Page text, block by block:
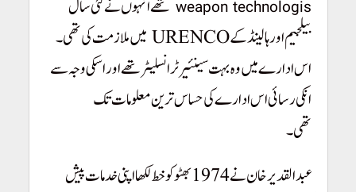
weapon technologis تھے انہوں نے کئی سال
بیلجیم اور ہالینڈ کے URENCO میں ملازمت کی تھی۔
اس ادارے میں وہ بہت سینئیر ٹرانسلیٹر تھے اور اسکی وجہ سے
انکی رسائی اس ادارے کی حساس ترین معلومات تک
تھی۔
عبدالقدیر خان نے 1974 بھٹو کو خط لکھا اپنی خدمات پیش